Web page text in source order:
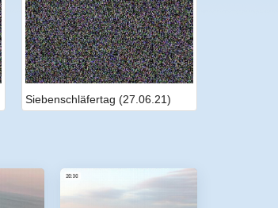
Siebenschläfertag (27.06.21)